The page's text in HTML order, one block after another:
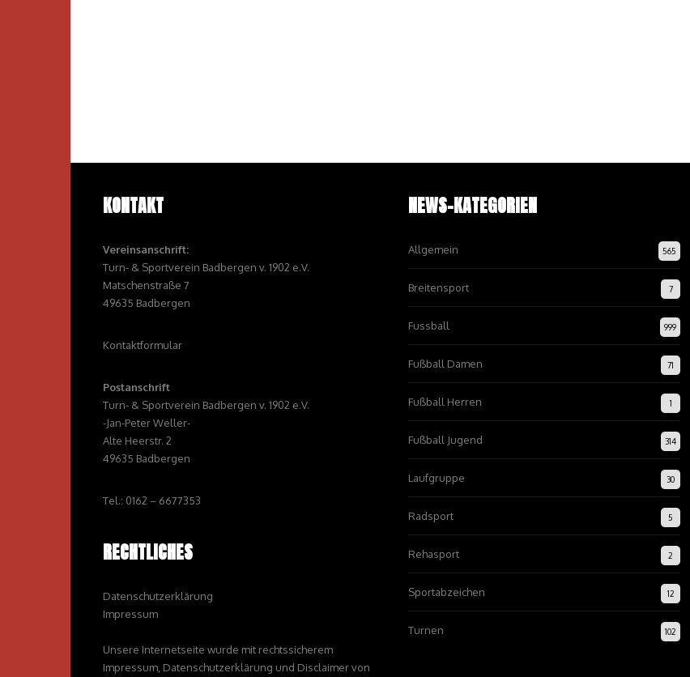
KONTAKT
Vereinsanschrift:
Turn- & Sportverein Badbergen v. 1902 e.V.
Matschenstraße 7
49635 Badbergen
Kontaktformular
Postanschrift
Turn- & Sportverein Badbergen v. 1902 e.V.
-Jan-Peter Weller-
Alte Heerstr. 2
49635 Badbergen
Tel.: 0162 – 6677353
RECHTLICHES
Datenschutzerklärung
Impressum
Unsere Internetseite wurde mit rechtssicherem
Impressum, Datenschutzerklärung und Disclaimer von
NEWS-KATEGORIEN
Allgemein 565
Breitensport 7
Fussball 999
Fußball Damen 71
Fußball Herren 1
Fußball Jugend 314
Laufgruppe 30
Radsport 5
Rehasport 2
Sportabzeichen 12
Turnen 102